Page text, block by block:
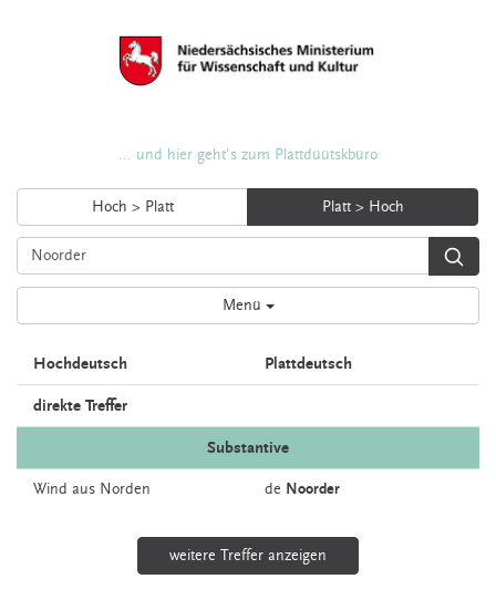
... und hier geht's zum Plattdüütskbüro
Hoch > Platt Platt > Hoch
Menü
Hochdeutsch Plattdeutsch
direkte Treffer
Substantive
Wind aus Norden de Noorder
weitere Treffer anzeigen